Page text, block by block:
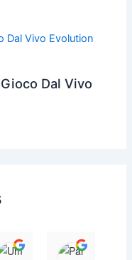
Dal Vivo
Umesh Dave